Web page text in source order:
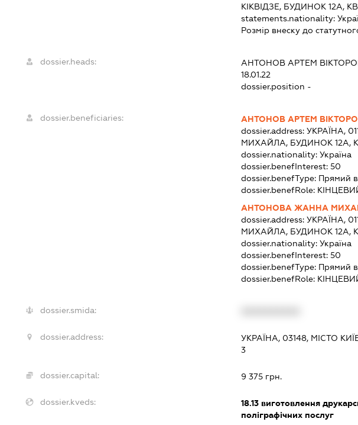
КІКВІДЗЕ, БУДИНОК 12А,
statements.nationality:
Розмір внеску до
dossier.heads: АНТОНОВ АРТЕМ
18.01.22
dossier.position -
dossier.beneficiaries:
АНТОНОВ АРТЕМ
dossier.address:УКРАЇНА,
МИХАЙЛА, БУДИНОК 12А,
dossier.nationality:Україна
dossier.benefInterest:50
dossier.benefType: Прямий
dossier.benefRole:
АНТОНОВА ЖАННА
dossier.address:УКРАЇНА,
МИХАЙЛА, БУДИНОК 12А,
dossier.nationality:Україна
dossier.benefInterest:50
dossier.benefType: Прямий
dossier.benefRole:
dossier.smida:
dossier.address:
УКРАЇНА, 03148, МІСТО
3
dossier.capital: 9 375 грн.
dossier.kveds: 18.13 виготовлення
поліграфічних послуг